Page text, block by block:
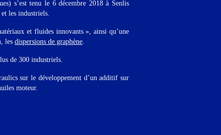
s’est tenu le 6 décembre 2018 à Senlis
les industriels.
et fluides innovants », ainsi qu’une
les dispersions de graphène
de 300 industriels.
sur le développement d’un additif sur
moteur.